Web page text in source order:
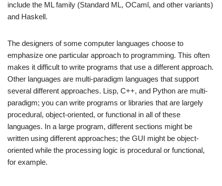
include the ML family (Standard ML, OCaml, and other variants)
and Haskell.
The designers of some computer languages choose to
emphasize one particular approach to programming. This often
makes it difficult to write programs that use a different approach.
Other languages are multi-paradigm languages that support
several different approaches. Lisp, C++, and Python are multi-
paradigm; you can write programs or libraries that are largely
procedural, object-oriented, or functional in all of these
languages. In a large program, different sections might be
written using different approaches; the GUI might be object-
oriented while the processing logic is procedural or functional,
for example.